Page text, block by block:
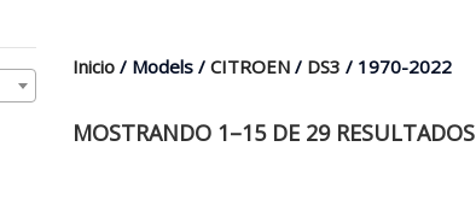
Inicio / Models / CITROEN / DS3 / 1970-2022
MOSTRANDO 1–15 DE 29 RESULTADOS